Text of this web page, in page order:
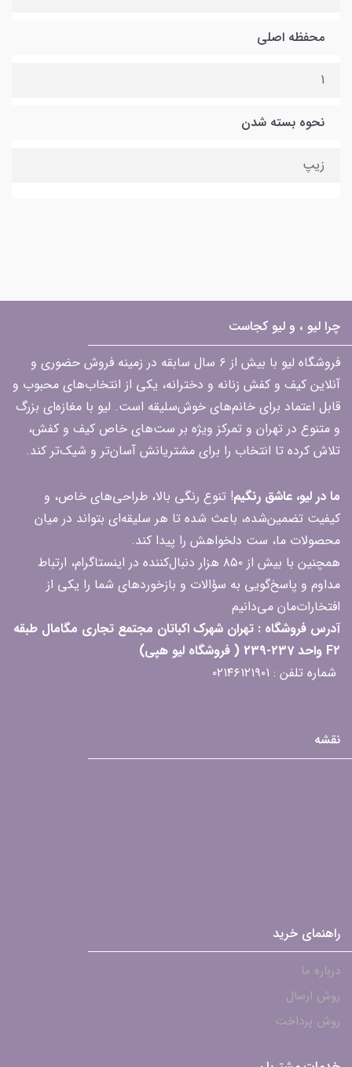
محفظه اصلی
1
نحوه بسته شدن
زیپ
چرا لیو ، و لیو کجاست
فروشگاه لیو با بیش از ۶ سال سابقه در زمینه فروش حضوری و
آنلاین کیف و کفش زنانه و دخترانه، یکی از انتخاب‌های محبوب و
قابل اعتماد برای خانم‌های خوش‌سلیقه است. لیو با مغازه‌ای بزرگ
و متنوع در تهران و تمرکز ویژه بر ست‌های خاص کیف و کفش،
تلاش کرده تا انتخاب را برای مشتریانش آسان‌تر و شیک‌تر کند.
ما در لیو، عاشق رنگیم! تنوع رنگی بالا، طراحی‌های خاص، و
کیفیت تضمین‌شده، باعث شده تا هر سلیقه‌ای بتواند در میان
محصولات ما، ست دلخواهش را پیدا کند.
همچنین با بیش از ۸۵۰ هزار دنبال‌کننده در اینستاگرام، ارتباط
مداوم و پاسخ‌گویی به سؤالات و بازخوردهای شما را یکی از
افتخارات‌مان می‌دانیم
آدرس فروشگاه : تهران شهرک اکباتان مجتمع تجاری مگامال طبقه
F2 واحد 237-239 ( فروشگاه لیو هپی)
شماره تلفن : ۰۲۱۴۶۱۲۱۹۰۱
نقشه
راهنمای خرید
درباره ما
روش ارسال
روش پرداخت